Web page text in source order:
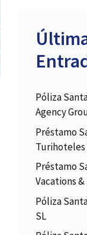
Póliza
Agency
Préstamo
Turihoteles
Préstamo
Vacations
Póliza
SL